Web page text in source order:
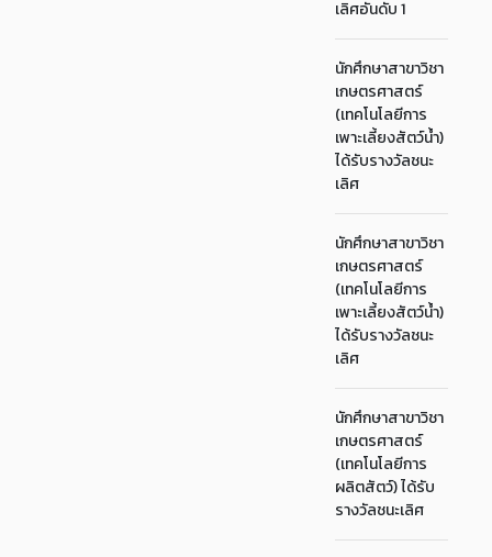
เลิศอันดับ 1
นักศึกษาสาขาวิชา
เกษตรศาสตร์
(เทคโนโลยีการ
เพาะเลี้ยงสัตว์น้ำ)
ได้รับรางวัลชนะ
เลิศ
นักศึกษาสาขาวิชา
เกษตรศาสตร์
(เทคโนโลยีการ
เพาะเลี้ยงสัตว์น้ำ)
ได้รับรางวัลชนะ
เลิศ
นักศึกษาสาขาวิชา
เกษตรศาสตร์
(เทคโนโลยีการ
ผลิตสัตว์) ได้รับ
รางวัลชนะเลิศ